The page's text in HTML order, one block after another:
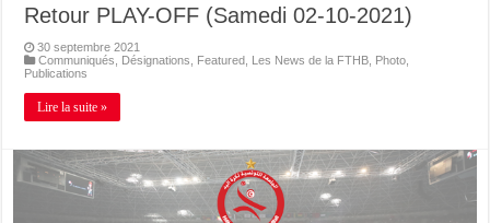
Retour PLAY-OFF (Samedi 02-10-2021)
30 septembre 2021
Communiqués
Désignations Featured Les News de la FTHB Photo
Publications
Lire la suite »